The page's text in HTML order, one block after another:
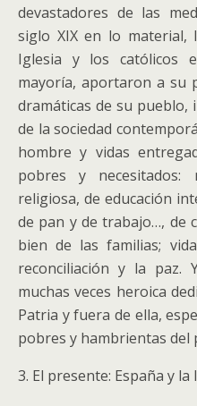
devastadores de las
siglo XIX en lo
Iglesia y los católicos
mayoría, aportaron a su
dramáticas de su pueblo,
de la sociedad
hombre y vidas
pobres y necesitados:
religiosa, de educación
de pan y de trabajo…, de
bien de las familias;
reconciliación y la paz.
muchas veces heroica
Patria y fuera de ella,
pobres y hambrientas del
3. El presente: España y la